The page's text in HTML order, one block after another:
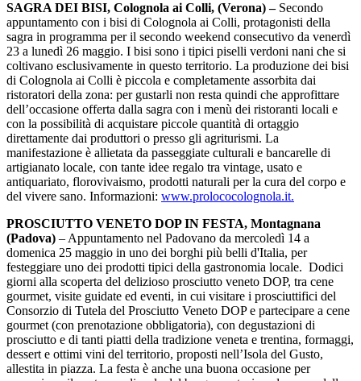
SAGRA DEI BISI, Colognola ai Colli, (Verona) –Secondo
appuntamento con i bisi di Colognola ai Colli, protagonisti della
sagra in programma per il secondo weekend consecutivo da venerdì
23 a lunedì 26 maggio. I bisi sono i tipici piselli verdoni nani che si
coltivano esclusivamente in questo territorio. La produzione dei bisi
di Colognola ai Colli è piccola e completamente assorbita dai
ristoratori della zona: per gustarli non resta quindi che approfittare
dell’occasione offerta dalla sagra con i menù dei ristoranti locali e
con la possibilità di acquistare piccole quantità di ortaggio
direttamente dai produttori o presso gli agriturismi. La
manifestazione è allietata da passeggiate culturali e bancarelle di
artigianato locale, con tante idee regalo tra vintage, usato e
antiquariato, florovivaismo, prodotti naturali per la cura del corpo e
del vivere sano. Informazioni: www.prolococolognola.it.
PROSCIUTTO VENETO DOP IN FESTA, Montagnana
(Padova) – Appuntamento nel Padovano da mercoledì 14 a
domenica 25 maggio in uno dei borghi più belli d'Italia, per
festeggiare uno dei prodotti tipici della gastronomia locale. Dodici
giorni alla scoperta del delizioso prosciutto veneto DOP, tra cene
gourmet, visite guidate ed eventi, in cui visitare i prosciuttifici del
Consorzio di Tutela del Prosciutto Veneto DOP e partecipare a cene
gourmet (con prenotazione obbligatoria), con degustazioni di
prosciutto e di tanti piatti della tradizione veneta e trentina, formaggi,
dessert e ottimi vini del territorio, proposti nell’Isola del Gusto,
allestita in piazza. La festa è anche una buona occasione per